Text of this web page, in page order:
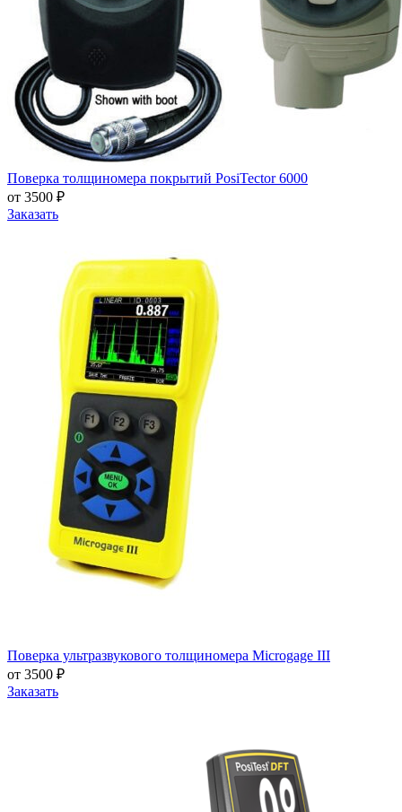
Поверка толщиномера покрытий PosiTector 6000
от 3500 ₽
Заказать
Поверка ультразвукового толщиномера Microgage III
от 3500 ₽
Заказать